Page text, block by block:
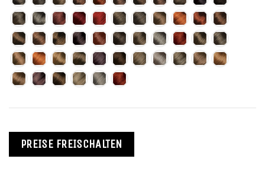
PREISE FREISCHALTEN